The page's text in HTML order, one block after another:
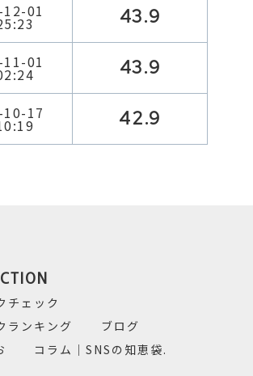
01 43.9
01 43.9
17 42.9
チェック
ランキング
ブログ
コラム｜SNSの知恵袋.